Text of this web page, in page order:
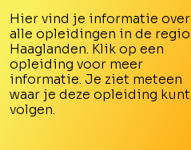
Hier vind je informatie over
alle opleidingen in de regio
Haaglanden. Klik op een
opleiding voor meer
informatie. Je ziet meteen
waar je deze opleiding kunt
volgen.